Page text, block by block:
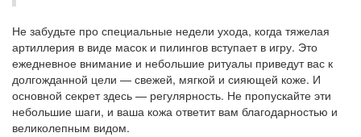
Не забудьте про специальные недели ухода, когда тяжелая
артиллерия в виде масок и пилингов вступает в игру. Это
ежедневное внимание и небольшие ритуалы приведут вас к
долгожданной цели — свежей, мягкой и сияющей коже. И
основной секрет здесь — регулярность. Не пропускайте эти
небольшие шаги, и ваша кожа ответит вам благодарностью и
великолепным видом.